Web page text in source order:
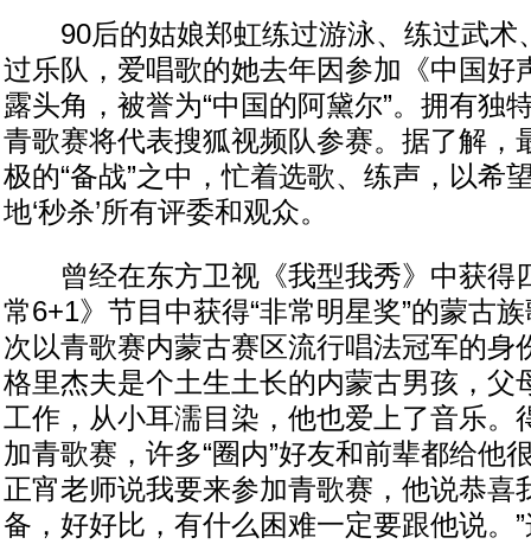
90后的姑娘郑虹练过游泳、练过武术
过乐队，爱唱歌的她去年因参加《中国好
露头角，被誉为“中国的阿黛尔”。拥有独
青歌赛将代表搜狐视频队参赛。据了解，
极的“备战”之中，忙着选歌、练声，以希
地‘秒杀’所有评委和观众。
曾经在东方卫视《我型我秀》中获得
常6+1》节目中获得“非常明星奖”的蒙古
次以青歌赛内蒙古赛区流行唱法冠军的身
格里杰夫是个土生土长的内蒙古男孩，父
工作，从小耳濡目染，他也爱上了音乐。
加青歌赛，许多“圈内”好友和前辈都给他
正宵老师说我要来参加青歌赛，他说恭喜
备，好好比，有什么困难一定要跟他说。